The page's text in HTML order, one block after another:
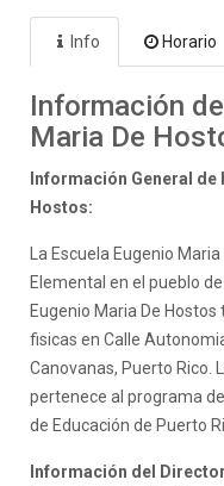
Info Horario
Información
Maria De
Información General de
Hostos:
La Escuela Eugenio
Elemental en el pueblo
Eugenio Maria De
fisicas en Calle
Canovanas, Puerto Rico.
pertenece al programa
de Educación de Puerto
Información del